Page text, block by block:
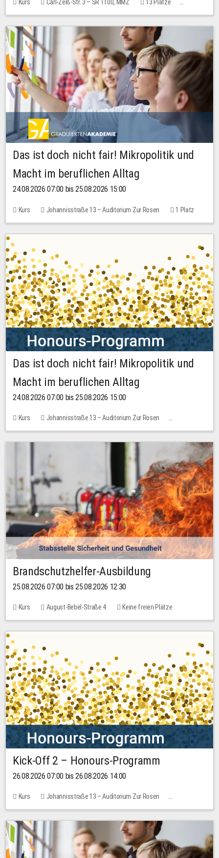
Kurs Carl-Zeiß-Str. 3 – SR 1100, MMZ
13 Plätze
10,00 EUR
Das ist doch nicht fair! Mikropolitik und
Macht im beruflichen Alltag
24.08.2026 07:00 bis 25.08.2026 15:00
Kurs Johannisstraße 13 – Auditorium Zur Rosen
1 Platz
30,00 EUR
Das ist doch nicht fair! Mikropolitik und
Macht im beruflichen Alltag
24.08.2026 07:00 bis 25.08.2026 15:00
Kurs
Johannisstraße 13 – Auditorium Zur Rosen
Keine freien Plätze
Brandschutzhelfer-Ausbildung
25.08.2026 07:00 bis 25.08.2026 12:30
Kurs August-Bebel-Straße 4 Keine freien Plätze
Kick-Off 2 – Honours-Programm
26.08.2026 07:00 bis 26.08.2026 14:00
Kurs
Johannisstraße 13 – Auditorium Zur Rosen
Keine freien Plätze